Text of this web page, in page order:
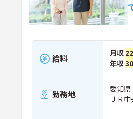
給料 月収
年収
勤務地
愛知県
ＪＲ